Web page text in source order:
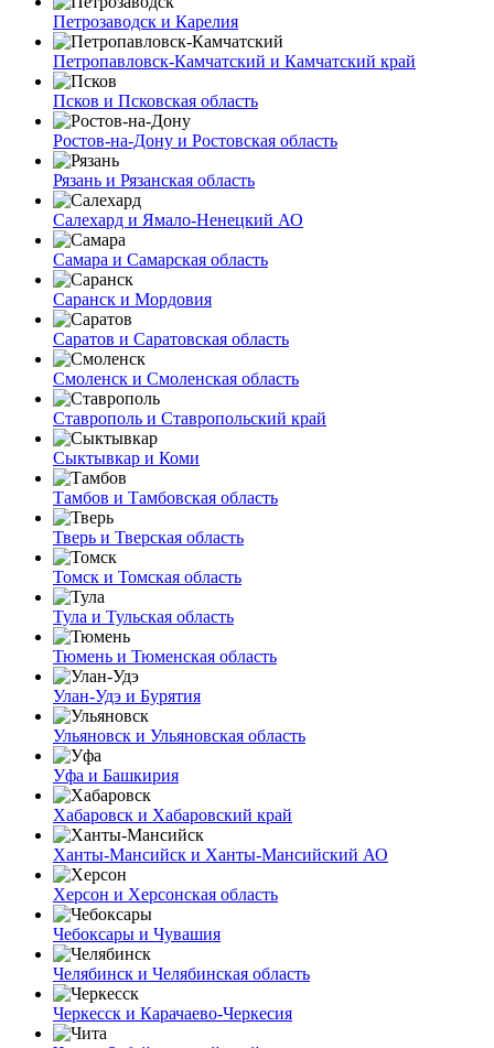
Петрозаводск и Карелия
Петропавловск-Камчатский и Камчатский край
Псков и Псковская область
Ростов-на-Дону и Ростовская область
Рязань и Рязанская область
Салехард и Ямало-Ненецкий АО
Самара и Самарская область
Саранск и Мордовия
Саратов и Саратовская область
Смоленск и Смоленская область
Ставрополь и Ставропольский край
Сыктывкар и Коми
Тамбов и Тамбовская область
Тверь и Тверская область
Томск и Томская область
Тула и Тульская область
Тюмень и Тюменская область
Улан-Удэ и Бурятия
Ульяновск и Ульяновская область
Уфа и Башкирия
Хабаровск и Хабаровский край
Ханты-Мансийск и Ханты-Мансийский АО
Херсон и Херсонская область
Чебоксары и Чувашия
Челябинск и Челябинская область
Черкесск и Карачаево-Черкесия